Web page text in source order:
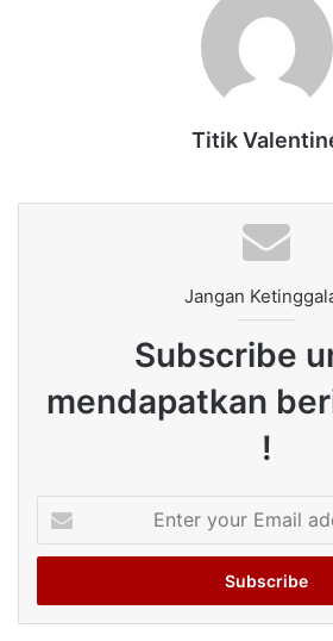
Titik
Jangan
Subscribe
mendapatkan
!
your
Email